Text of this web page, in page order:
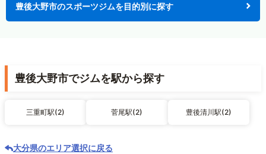
豊後大野市のスポーツジムを目的別に探す
豊後大野市でジムを駅から探す
三重町駅(2) 菅尾駅(2) 豊後清川駅(2)
大分県のエリア選択に戻る